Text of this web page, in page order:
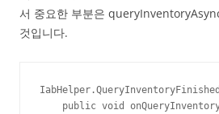
서 중요한 부분은
것입니다.
public void